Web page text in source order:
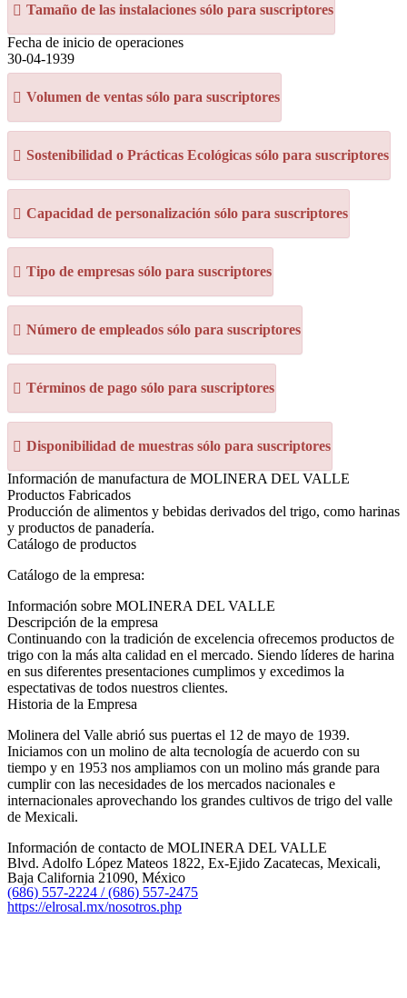
Tamaño de las instalaciones sólo para suscriptores
Fecha de inicio de operaciones
30-04-1939
Volumen de ventas sólo para suscriptores
Sostenibilidad o Prácticas Ecológicas sólo para suscriptores
Capacidad de personalización sólo para suscriptores
Tipo de empresas sólo para suscriptores
Número de empleados sólo para suscriptores
Términos de pago sólo para suscriptores
Disponibilidad de muestras sólo para suscriptores
Información de manufactura de MOLINERA DEL VALLE
Productos Fabricados
Producción de alimentos y bebidas derivados del trigo, como harinas
y productos de panadería.
Catálogo de productos
Catálogo de la empresa:
Información sobre MOLINERA DEL VALLE
Descripción de la empresa
Continuando con la tradición de excelencia ofrecemos productos de
trigo con la más alta calidad en el mercado. Siendo líderes de harina
en sus diferentes presentaciones cumplimos y excedimos la
espectativas de todos nuestros clientes.
Historia de la Empresa
Molinera del Valle abrió sus puertas el 12 de mayo de 1939.
Iniciamos con un molino de alta tecnología de acuerdo con su
tiempo y en 1953 nos ampliamos con un molino más grande para
cumplir con las necesidades de los mercados nacionales e
internacionales aprovechando los grandes cultivos de trigo del valle
de Mexicali.
Información de contacto de MOLINERA DEL VALLE
Blvd. Adolfo López Mateos 1822, Ex-Ejido Zacatecas, Mexicali,
Baja California 21090, México
(686) 557-2224 / (686) 557-2475
https://elrosal.mx/nosotros.php